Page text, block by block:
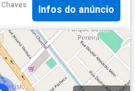
Chaves
Infos do anúncio